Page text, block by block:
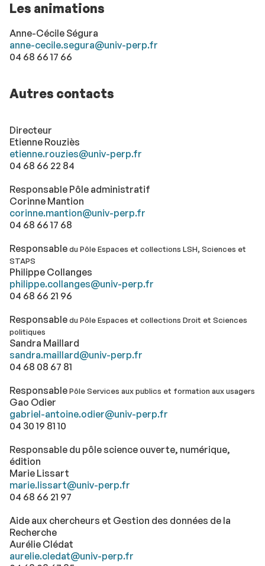
Les animations
Anne-Cécile Ségura
anne-cecile.segura@univ-perp.fr
04 68 66 17 66
Autres contacts
Directeur
Etienne Rouziès
etienne.rouzies@univ-perp.fr
04 68 66 22 84
Responsable Pôle administratif
Corinne Mantion
corinne.mantion@univ-perp.fr
04 68 66 17 68
Responsabledu Pôle Espaces et collections LSH, Sciences et
STAPS
Philippe Collanges
philippe.collanges@univ-perp.fr
04 68 66 21 96
Responsabledu Pôle Espaces et collections Droit et Sciences
politiques
Sandra Maillard
sandra.maillard@univ-perp.fr
04 68 08 67 81
ResponsablePôle Services aux publics et formation aux usagers
Gao Odier
gabriel-antoine.odier@univ-perp.fr
04 30 19 81 10
Responsable du pôle science ouverte, numérique,
édition
Marie Lissart
marie.lissart@univ-perp.fr
04 68 66 21 97
Aide aux chercheurs et Gestion des données de la
Recherche
Aurélie Clédat
aurelie.cledat@univ-perp.fr